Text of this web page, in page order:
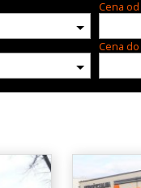
Cena od
Cena do